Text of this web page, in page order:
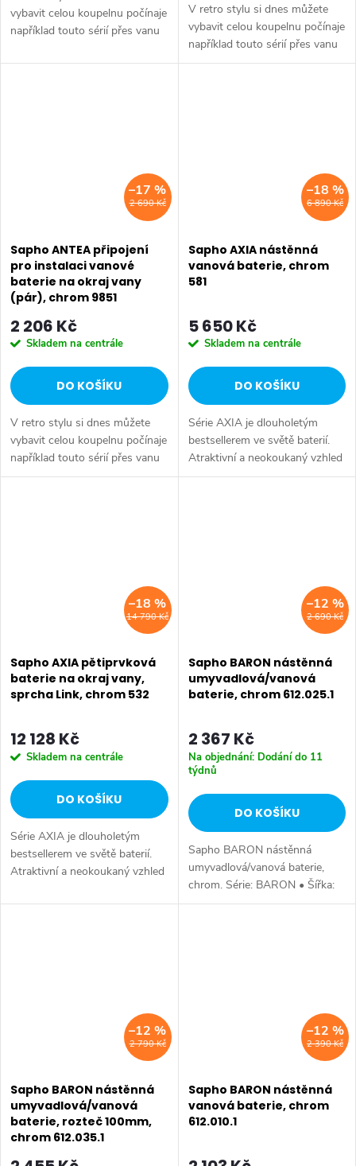
vybavit celou koupelnu počínaje
například touto sérií přes vanu
keramiku Retro nebo Classic.
V retro stylu si dnes můžete
vybavit celou koupelnu počínaje
například touto sérií přes vanu
Retro, doplňky Diamond až po
2 690 Kč
–17 %
Sapho ANTEA připojení
pro instalaci vanové
baterie na okraj vany
(pár), chrom 9851
2 206 Kč
Skladem na centrále
DO KOŠÍKU
V retro stylu si dnes můžete
vybavit celou koupelnu počínaje
například touto sérií přes vanu
Retro, doplňky Diamond až po
6 890 Kč
–18 %
Sapho AXIA nástěnná
vanová baterie, chrom
581
5 650 Kč
Skladem na centrále
DO KOŠÍKU
Série AXIA je dlouholetým
bestsellerem ve světě baterií.
Atraktivní a neokoukaný vzhled
kohoutků ve tvaru křížků je
14 790 Kč
–18 %
Sapho AXIA pětiprvková
baterie na okraj vany,
sprcha Link, chrom 532
12 128 Kč
Skladem na centrále
DO KOŠÍKU
Série AXIA je dlouholetým
bestsellerem ve světě baterií.
Atraktivní a neokoukaný vzhled
originálním doplňkem do
2 690 Kč
–12 %
Sapho BARON nástěnná
umyvadlová/vanová
baterie, chrom 612.025.1
2 367 Kč
Na objednání: Dodání do 11
týdnů
DO KOŠÍKU
Sapho BARON nástěnná
umyvadlová/vanová baterie,
chrom. Série: BARON • Šířka:
182 mm • Výška: 162 mm •
2 790 Kč
–12 %
Sapho BARON nástěnná
umyvadlová/vanová
baterie, rozteč 100mm,
chrom 612.035.1
2 390 Kč
–12 %
Sapho BARON nástěnná
vanová baterie, chrom
612.010.1